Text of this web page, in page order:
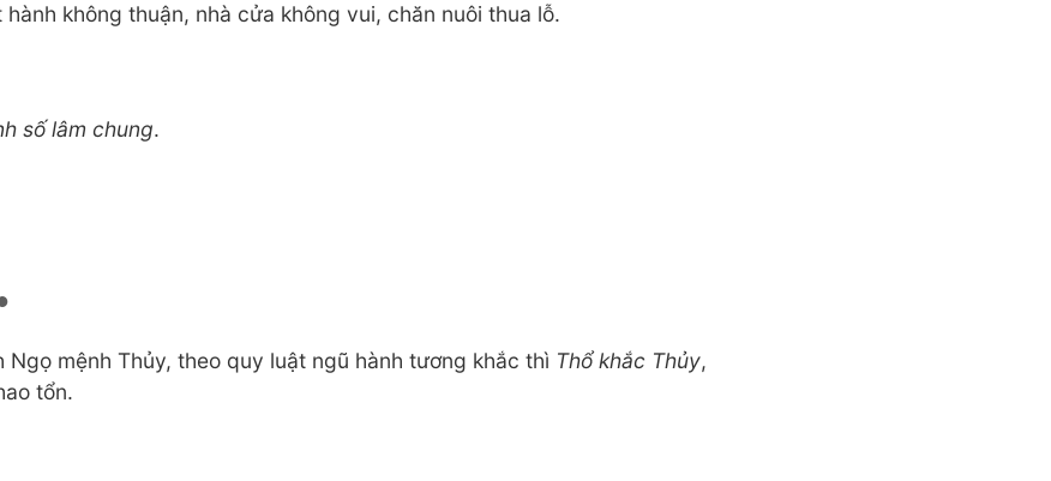
hành không thuận, nhà cửa không vui, chăn nuôi thua lỗ.
số lâm chung.
Ngọ mệnh Thủy, theo quy luật ngũ hành tương khắc thì Thổ khắc Thủy,
tổn.